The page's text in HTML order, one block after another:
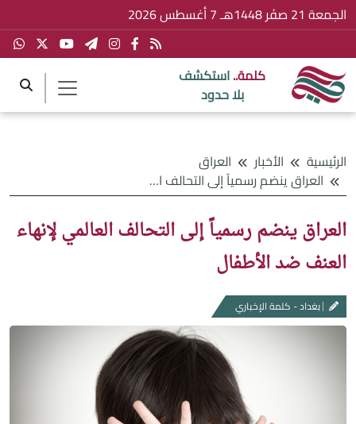
الجمعة 21 صفَر 1448هـ 7 أغسطس 2026
كلمة..استكشف
بلا حدود
الرئيسية الأخبار
العراق
العراق ينضم رسمياً إلى التحالف العالمي لإنهاء العنف ضد الأطفال
العراق ينضم رسمياً إلى التحالف العالمي لإنهاء
العنف ضد الأطفال
بغداد - كلمة الإخباري